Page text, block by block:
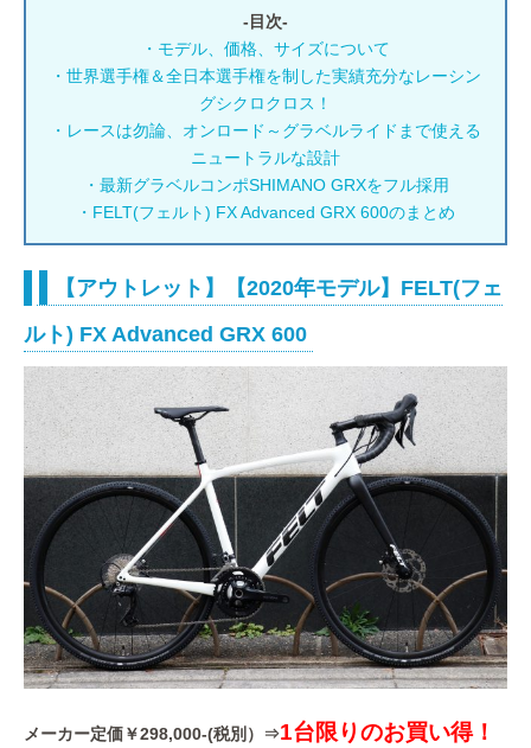
-目次-
・モデル、価格、サイズについて
・世界選手権＆全日本選手権を制した実績充分なレーシン
グシクロクロス！
・レースは勿論、オンロード～グラベルライドまで使える
ニュートラルな設計
・最新グラベルコンポSHIMANO GRXをフル採用
・FELT(フェルト) FX Advanced GRX 600のまとめ
【アウトレット】【2020年モデル】FELT(フェ
ルト) FX Advanced GRX 600
メーカー定価￥298,000-(税別）⇒1台限りのお買い得！